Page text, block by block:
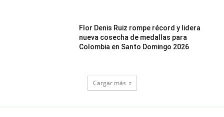
Flor Denis Ruiz rompe récord y lidera
nueva cosecha de medallas para
Colombia en Santo Domingo 2026
Cargar más